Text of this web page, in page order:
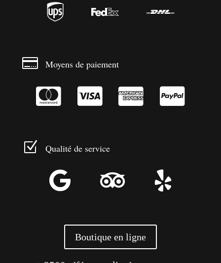
  
 Moyens de paiement
   
Z Qualité de service
  
Boutique en ligne